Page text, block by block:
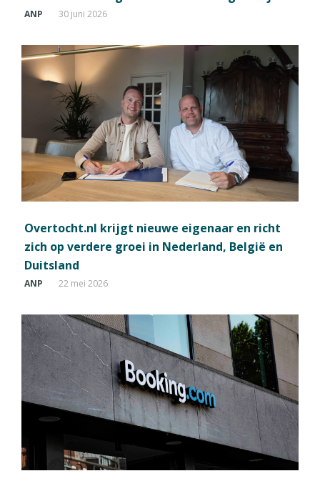
ANP 30 juni 2026
Overtocht.nl krijgt nieuwe eigenaar en richt
zich op verdere groei in Nederland, België en
Duitsland
ANP 22 mei 2026